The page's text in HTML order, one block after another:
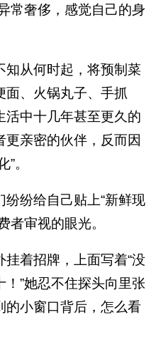
常奢侈，感觉自己的身
知从何时起，将预制菜
面、火锅丸子、手抓
中十几年甚至更久的
亲密的伙伴，反而因
。
纷给自己贴上“新鲜现
者审视的眼光。
着招牌，上面写着“没
”她忍不住探头向里张
的小窗口背后，怎么看